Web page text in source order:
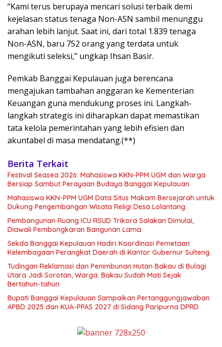
“Kami terus berupaya mencari solusi terbaik demi
kejelasan status tenaga Non-ASN sambil menunggu
arahan lebih lanjut. Saat ini, dari total 1.839 tenaga
Non-ASN, baru 752 orang yang terdata untuk
mengikuti seleksi,” ungkap Ihsan Basir.
Pemkab Banggai Kepulauan juga berencana
mengajukan tambahan anggaran ke Kementerian
Keuangan guna mendukung proses ini. Langkah-
langkah strategis ini diharapkan dapat memastikan
tata kelola pemerintahan yang lebih efisien dan
akuntabel di masa mendatang.(**)
Berita Terkait
Festival Seasea 2026: Mahasiswa KKN-PPM UGM dan Warga
Bersiap Sambut Perayaan Budaya Banggai Kepulauan
Mahasiswa KKN-PPM UGM Data Situs Makam Bersejarah untuk
Dukung Pengembangan Wisata Religi Desa Lolantang
Pembangunan Ruang ICU RSUD Trikora Salakan Dimulai,
Diawali Pembongkaran Bangunan Lama
Sekda Banggai Kepulauan Hadiri Koordinasi Pemetaan
Kelembagaan Perangkat Daerah di Kantor Gubernur Sulteng
Tudingan Reklamasi dan Penimbunan Hutan Bakau di Bulagi
Utara Jadi Sorotan, Warga: Bakau Sudah Mati Sejak
Bertahun-tahun
Bupati Banggai Kepulauan Sampaikan Pertanggungjawaban
APBD 2025 dan KUA-PPAS 2027 di Sidang Paripurna DPRD